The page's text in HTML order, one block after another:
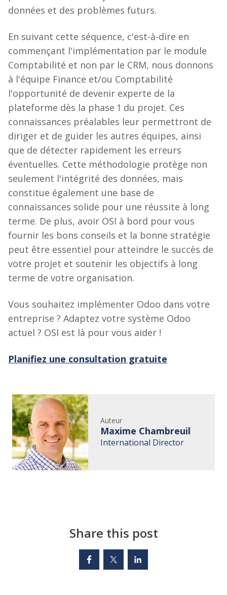
données et des problèmes futurs.
En suivant cette séquence, c'est-à-dire en
commençant l'implémentation par le module
Comptabilité et non par le CRM, nous donnons
à l'équipe Finance et/ou Comptabilité
l'opportunité de devenir experte de la
plateforme dès la phase 1 du projet. Ces
connaissances préalables leur permettront de
diriger et de guider les autres équipes, ainsi
que de détecter rapidement les erreurs
éventuelles. Cette méthodologie protège non
seulement l'intégrité des données, mais
constitue également une base de
connaissances solide pour une réussite à long
terme. De plus, avoir OSI à bord pour vous
fournir les bons conseils et la bonne stratégie
peut être essentiel pour atteindre le succès de
votre projet et soutenir les objectifs à long
terme de votre organisation.
Vous souhaitez implémenter Odoo dans votre
entreprise ? Adaptez votre système Odoo
actuel ? OSI est là pour vous aider !
Planifiez une consultation gratuite
Auteur
Maxime Chambreuil
International Director
Share this post